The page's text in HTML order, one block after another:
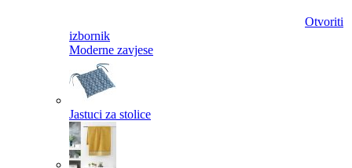
Otvoriti
izbornik
Moderne zavjese
Jastuci za stolice